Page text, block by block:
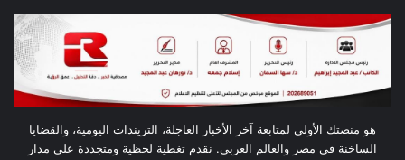
هو منصتك الأولى لمتابعة آخر الأخبار العاجلة، التريندات اليومية، والقضايا
الساخنة في مصر والعالم العربي. نقدم تغطية لحظية ومتجددة على مدار